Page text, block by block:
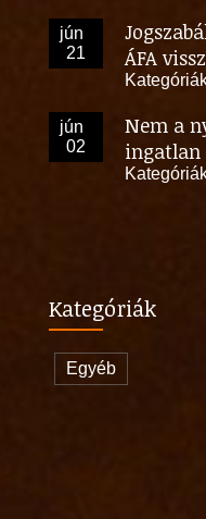
jún
21
ÁFA
jún
02
Nem a
ingatlan
Kategóriák
Egyéb